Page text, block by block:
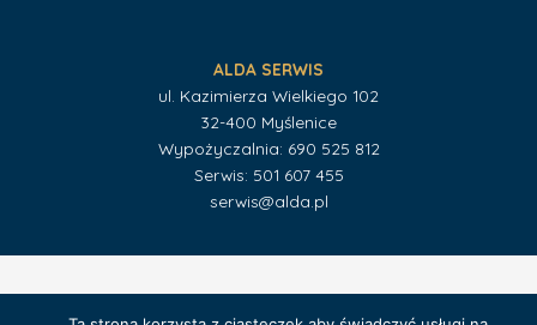
ALDA SERWIS
ul. Kazimierza Wielkiego 102
32-400 Myślenice
Wypożyczalnia: 690 525 812
Serwis: 501 607 455
serwis@alda.pl